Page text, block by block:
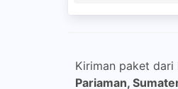
Kiriman paket dari
Pariaman,